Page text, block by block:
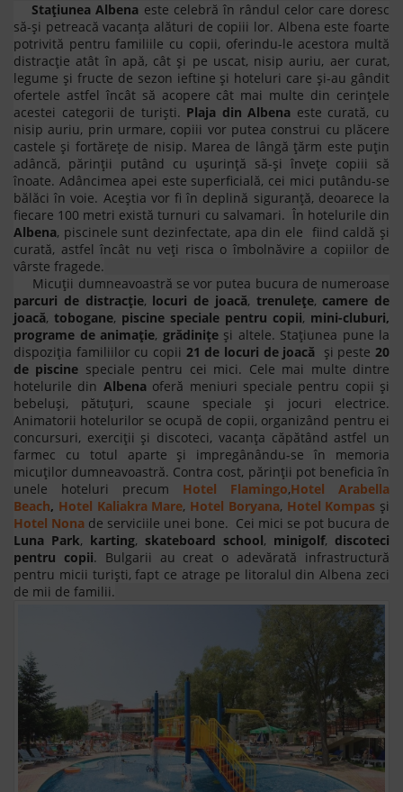
Stațiunea Albena este celebră în rândul celor care doresc
să-și petreacă vacanța alături de copiii lor. Albena este foarte
potrivită pentru familiile cu copii, oferindu-le acestora multă
distracție atât în apă, cât și pe uscat, nisip auriu, aer curat,
legume și fructe de sezon ieftine și hoteluri care și-au gândit
ofertele astfel încât să acopere cât mai multe din cerințele
acestei categorii de turiști. Plaja din Albena este curată, cu
nisip auriu, prin urmare, copiii vor putea construi cu plăcere
castele și fortărețe de nisip. Marea de lângă țărm este puțin
adâncă, părinții putând cu ușurință să-și învețe copiii să
înoate. Adâncimea apei este superficială, cei mici putându-se
bălăci în voie. Aceștia vor fi în deplină siguranță, deoarece la
fiecare 100 metri există turnuri cu salvamari. În hotelurile din
Albena, piscinele sunt dezinfectate, apa din ele fiind caldă și
curată, astfel încât nu veți risca o îmbolnăvire a copiilor de
vârste fragede.
Micuţii dumneavoastră se vor putea bucura de numeroase
parcuri de distracţie, locuri de joacă, trenuleţe, camere de
joacă, tobogane, piscine speciale pentru copii, mini-cluburi,
programe de animație, grădiniţeşi altele. Stațiunea pune la
dispoziția familiilor cu copii 21 de locuri de joacă și peste20
de piscine speciale pentru cei mici. Cele mai multe dintre
hotelurile din Albenaoferă meniuri speciale pentru copii și
bebeluși, pătuțuri, scaune speciale și jocuri electrice.
Animatorii hotelurilor se ocupă de copii, organizând pentru ei
concursuri, exerciții și discoteci, vacanța căpătând astfel un
farmec cu totul aparte și impregânându-se în memoria
micuților dumneavoastră. Contra cost, părinţii pot beneficia în
unele hoteluri precum
Hotel Flamingo,Hotel Arabella
Beach, Hotel Kaliakra Mare, Hotel Boryana, Hotel Kompas şi
Hotel Nona de serviciile unei bone. Cei mici se pot bucura de
Luna Park, karting, skateboard school, minigolf, discoteci
pentru copii. Bulgarii au creat o adevărată infrastructură
pentru micii turiști, fapt ce atrage pe litoralul din Albena zeci
de mii de familii.